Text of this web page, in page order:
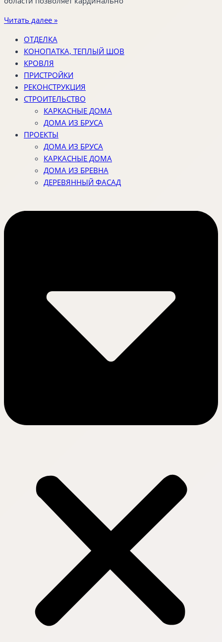
Читать далее »
ОТДЕЛКА
КОНОПАТКА, ТЕПЛЫЙ ШОВ
КРОВЛЯ
ПРИСТРОЙКИ
РЕКОНСТРУКЦИЯ
СТРОИТЕЛЬСТВО
КАРКАСНЫЕ ДОМА
ДОМА ИЗ БРУСА
ПРОЕКТЫ
ДОМА ИЗ БРУСА
КАРКАСНЫЕ ДОМА
ДОМА ИЗ БРЕВНА
ДЕРЕВЯННЫЙ ФАСАД